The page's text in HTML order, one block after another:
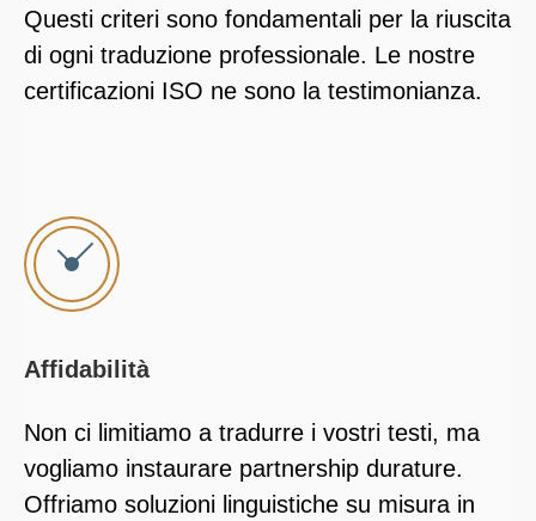
Questi criteri sono fondamentali per la riuscita
di ogni traduzione professionale. Le nostre
certificazioni ISO ne sono la testimonianza.
Affidabilità
Non ci limitiamo a tradurre i vostri testi, ma
vogliamo instaurare partnership durature.
Offriamo soluzioni linguistiche su misura in